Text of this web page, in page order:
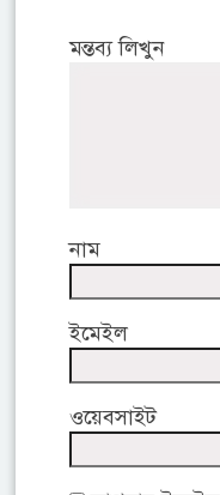
মন্তব্য লিখুন
নাম
ইমেইল
ওয়েবসাইট